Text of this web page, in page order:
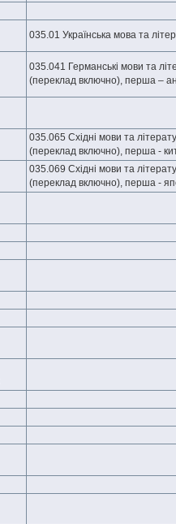
035.01 Українська мова та
035.041 Германські мови та
(переклад включно), перша –
035.065 Східні мови та
(переклад включно), перша -
035.069 Східні мови та
(переклад включно), перша -